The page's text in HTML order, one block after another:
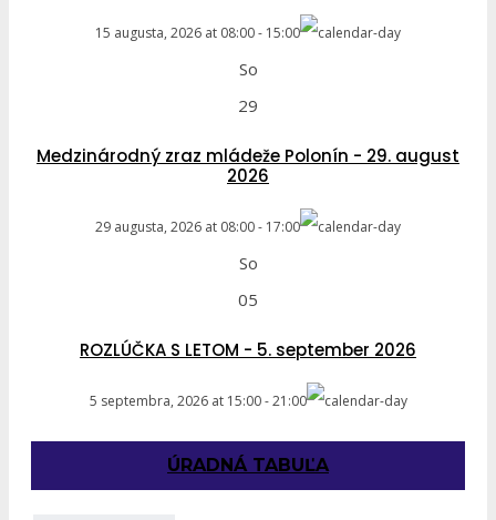
15 augusta, 2026 at 08:00- 15:00
So
29
Medzinárodný zraz mládeže Polonín - 29. august
2026
29 augusta, 2026 at 08:00- 17:00
So
05
ROZLÚČKA S LETOM - 5. september 2026
5 septembra, 2026 at 15:00-21:00
ÚRADNÁ TABUĽA